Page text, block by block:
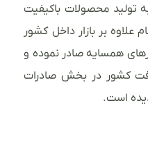
تولید محصولات باکیفیت
علاوه بر بازار داخل کشور
همسایه صادر نموده و
کشور در بخش صادرات
است.